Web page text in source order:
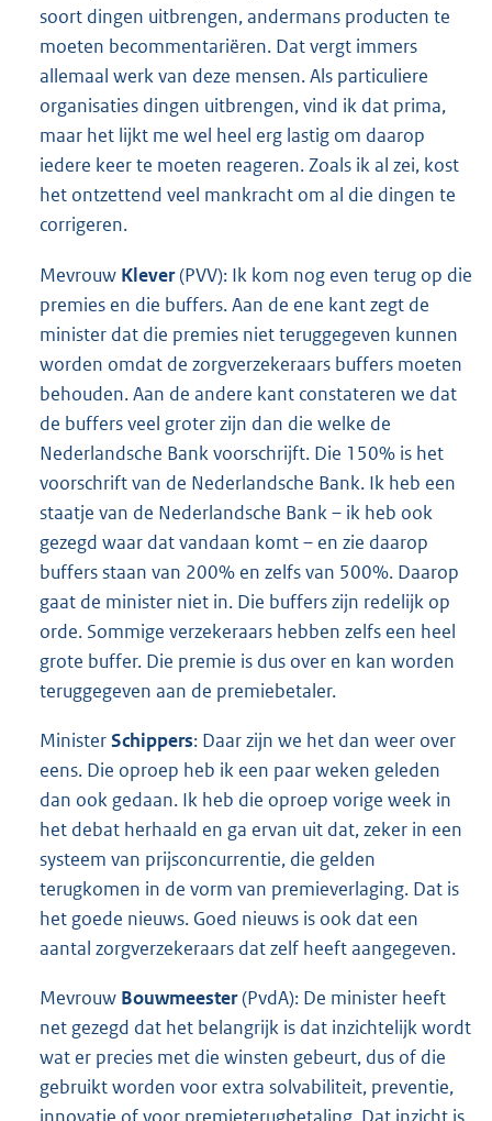
soort dingen uitbrengen, andermans producten te
moeten becommentariëren. Dat vergt immers
allemaal werk van deze mensen. Als particuliere
organisaties dingen uitbrengen, vind ik dat prima,
maar het lijkt me wel heel erg lastig om daarop
iedere keer te moeten reageren. Zoals ik al zei, kost
het ontzettend veel mankracht om al die dingen te
corrigeren.
Mevrouw Klever(PVV): Ik kom nog even terug op die
premies en die buffers. Aan de ene kant zegt de
minister dat die premies niet teruggegeven kunnen
worden omdat de zorgverzekeraars buffers moeten
behouden. Aan de andere kant constateren we dat
de buffers veel groter zijn dan die welke de
Nederlandsche Bank voorschrijft. Die 150% is het
voorschrift van de Nederlandsche Bank. Ik heb een
staatje van de Nederlandsche Bank – ik heb ook
gezegd waar dat vandaan komt – en zie daarop
buffers staan van 200% en zelfs van 500%. Daarop
gaat de minister niet in. Die buffers zijn redelijk op
orde. Sommige verzekeraars hebben zelfs een heel
grote buffer. Die premie is dus over en kan worden
teruggegeven aan de premiebetaler.
MinisterSchippers: Daar zijn we het dan weer over
eens. Die oproep heb ik een paar weken geleden
dan ook gedaan. Ik heb die oproep vorige week in
het debat herhaald en ga ervan uit dat, zeker in een
systeem van prijsconcurrentie, die gelden
terugkomen in de vorm van premieverlaging. Dat is
het goede nieuws. Goed nieuws is ook dat een
aantal zorgverzekeraars dat zelf heeft aangegeven.
Mevrouw Bouwmeester(PvdA): De minister heeft
net gezegd dat het belangrijk is dat inzichtelijk wordt
wat er precies met die winsten gebeurt, dus of die
gebruikt worden voor extra solvabiliteit, preventie,